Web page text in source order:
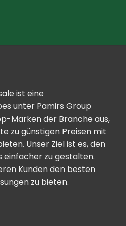
ist eine
unter Pamirs Group
Marken der Branche aus,
zu günstigen Preisen mit
Unser Ziel ist es, den
einfacher zu gestalten.
Kunden den besten
zu bieten.